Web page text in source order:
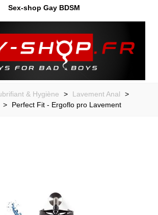
Sex-shop Gay BDSM
& Hygiène > Lavement Anal
>
> Perfect Fit - Ergoflo pro Lavement